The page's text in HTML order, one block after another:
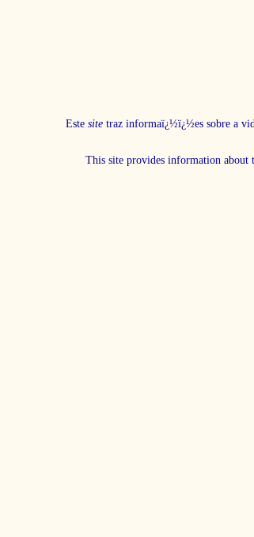
Este sitetraz informaï¿½ï¿½es sobre a
This site provides information about